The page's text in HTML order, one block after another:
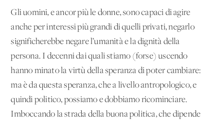
Gli uomini, e ancor più le donne, sono capaci di agire
anche per interessi più grandi di quelli privati, negarlo
significherebbe negare l’umanità e la dignità della
persona. I decenni dai quali stiamo (forse) uscendo
hanno minato la virtù della speranza di poter cambiare:
ma è da questa speranza, che a livello antropologico, e
quindi politico, possiamo e dobbiamo ricominciare.
Imboccando la strada della buona politica, che dipende